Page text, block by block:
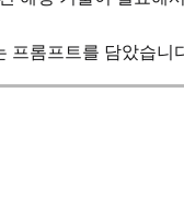
롬프트를 담았습니